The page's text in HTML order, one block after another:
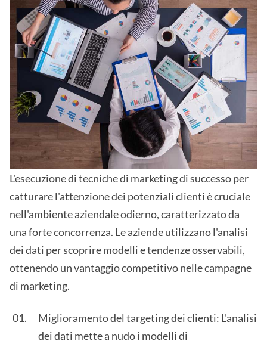
L'esecuzione di tecniche di marketing di successo per
catturare l'attenzione dei potenziali clienti è cruciale
nell'ambiente aziendale odierno, caratterizzato da
una forte concorrenza. Le aziende utilizzano l'analisi
dei dati per scoprire modelli e tendenze osservabili,
ottenendo un vantaggio competitivo nelle campagne
di marketing.
Miglioramento del targeting dei clienti: L'analisi
dei dati mette a nudo i modelli di